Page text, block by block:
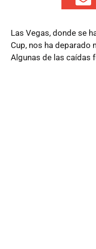
Las Vegas, donde se
Cup, nos ha deparado
Algunas de las caídas